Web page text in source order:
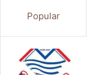
Popular